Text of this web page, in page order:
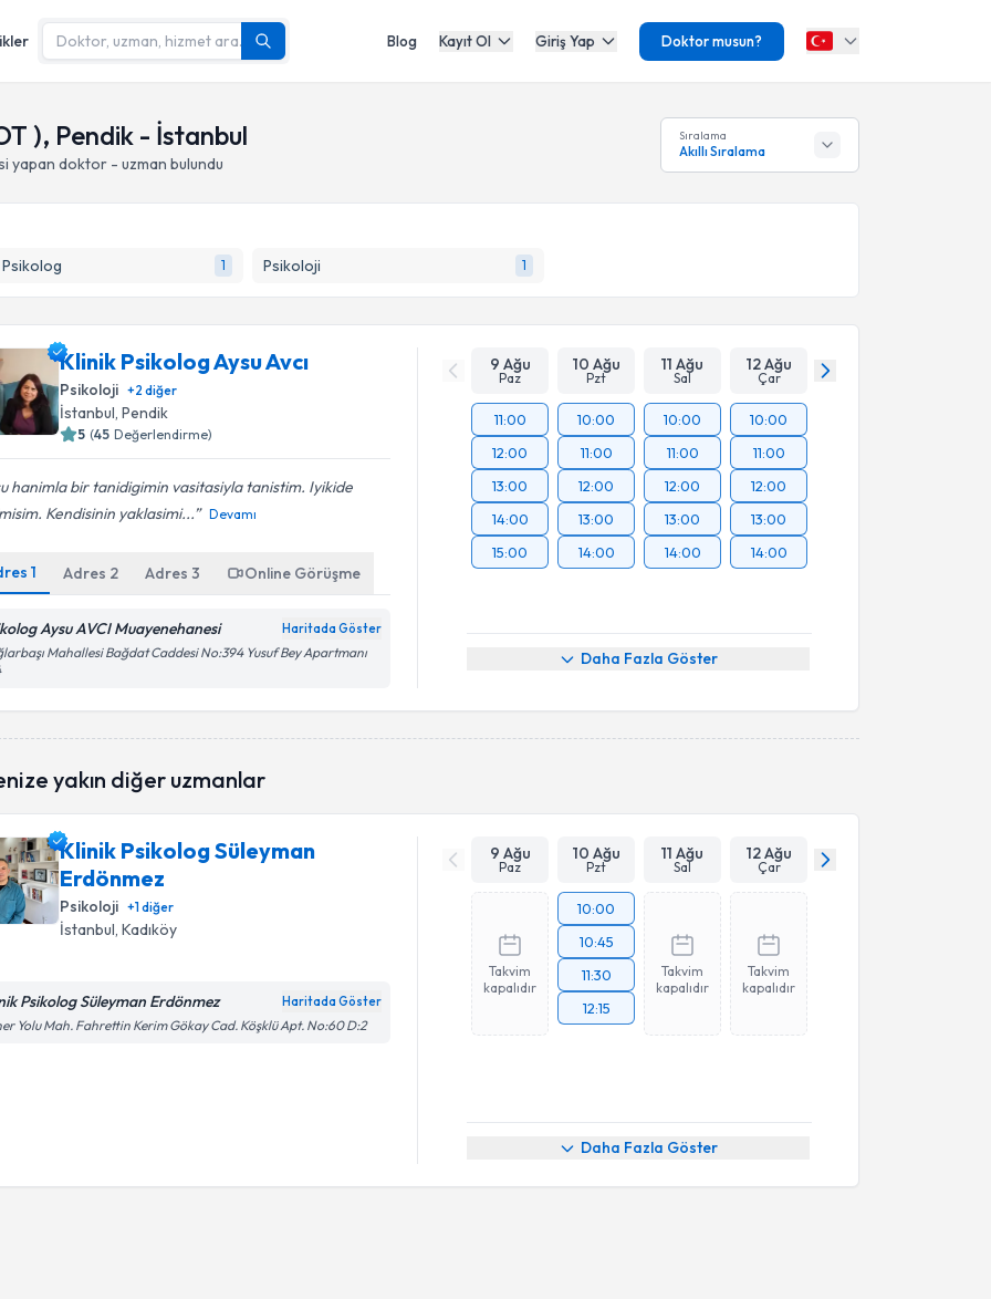
Blog Kayıt Ol Giriş Yap Doktor musun?
), Pendik - İstanbul
yapan doktor - uzman bulundu
Sıralama
Akıllı Sıralama
1 Psikoloji 1
Klinik Psikolog Aysu Avcı
Psikoloji +2 diğer
İstanbul, Pendik
5 (45 Değerlendirme)
hanimla bir tanidigimin vasitasiyla tanistim. Iyikide
Kendisinin yaklasimi...
Devamı
1 Adres 2 Adres3 Online Görüşme
Aysu AVCI Muayenehanesi Haritada Göster
Mahallesi Bağdat Caddesi No:394 Yusuf Bey Apartmanı
9 Ağu
Paz
10 Ağu
Pzt
11 Ağu
Sal
12 Ağu
Çar
11:00
12:00
13:00
14:00
15:00
10:00
11:00
12:00
13:00
14:00
10:00
11:00
12:00
13:00
14:00
10:00
11:00
12:00
13:00
14:00
Daha Fazla Göster
yakın diğer uzmanlar
Klinik Psikolog Süleyman
Erdönmez
Psikoloji +1diğer
İstanbul, Kadıköy
Psikolog Süleyman Erdönmez Haritada Göster
Yolu Mah. Fahrettin Kerim Gökay Cad. Köşklü Apt. No:60 D:2
9 Ağu
Paz
10 Ağu
Pzt
11 Ağu
Sal
12 Ağu
Çar
Takvim
kapalıdır
10:00
10:45
11:30
12:15
Takvim
kapalıdır
Takvim
kapalıdır
Daha Fazla Göster